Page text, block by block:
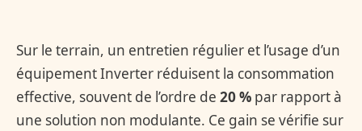
Sur le terrain, un entretien régulier et l’usage d’un
équipement Inverter réduisent la consommation
effective, souvent de l’ordre de 20 % par rapport à
une solution non modulante. Ce gain se vérifie sur